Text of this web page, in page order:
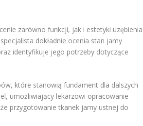
zarówno funkcji, jak i estetyki uzębienia
dokładnie ocenia stan jamy
identyfikuje jego potrzeby dotyczące
które stanowią fundament dla dalszych
umożliwiający lekarzowi opracowanie
przygotowanie tkanek jamy ustnej do